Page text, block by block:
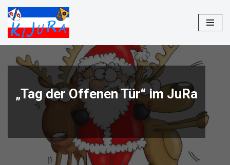
Zum
Inhalt
springen
„Tag der Offenen Tür“ im JuRa